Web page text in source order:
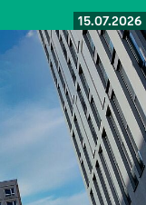
15.07.2026